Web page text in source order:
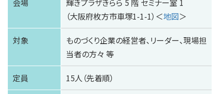
会場
輝きプラザきらら 5 階 セミナー室 1
（大阪府枚方市車塚1-1-1）＜地図＞
対象
ものづくり企業の経営者、リーダー、現場担
当者の方々 等
定員 15人（先着順）